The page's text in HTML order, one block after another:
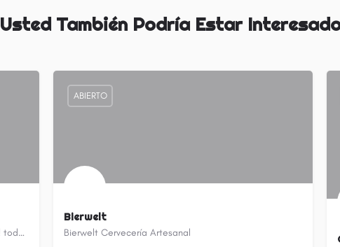
Usted También Podría Estar
Cena show , canto bar , pizzas burgers y tapeos ! todo en bebidas ! tu multiespacio en el barrio !
Bierwelt
Bierwelt Cervecería Artesanal
ABIERTO